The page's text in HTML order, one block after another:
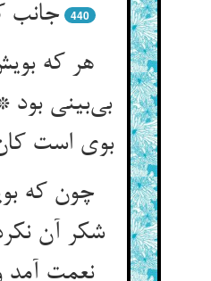
جانب
440
هر که
بی‌‌بینی
بوی است
چون که
شکر آن
نعمت آمد